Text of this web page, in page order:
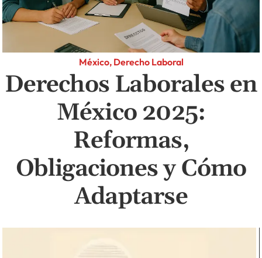
México, Derecho Laboral
Derechos Laborales en
México 2025:
Reformas,
Obligaciones y Cómo
Adaptarse